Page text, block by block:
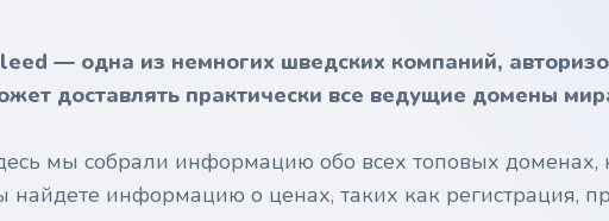
— одна из немногих шведских компаний,
доставлять практически все ведущие домены
мы собрали информацию обо всех топовых
найдете информацию о ценах, таких как регистрация,